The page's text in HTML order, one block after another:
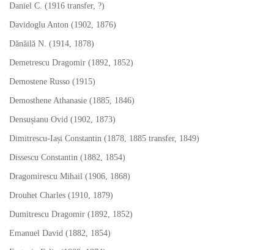
Daniel C. (1916 transfer, ?)
Davidoglu Anton (1902, 1876)
Dănăilă N. (1914, 1878)
Demetrescu Dragomir (1892, 1852)
Demostene Russo (1915)
Demosthene Athanasie (1885, 1846)
Densușianu Ovid (1902, 1873)
Dimitrescu-Iași Constantin (1878, 1885 transfer, 1849)
Dissescu Constantin (1882, 1854)
Dragomirescu Mihail (1906, 1868)
Drouhet Charles (1910, 1879)
Dumitrescu Dragomir (1892, 1852)
Emanuel David (1882, 1854)